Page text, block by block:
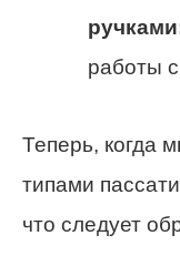
работы
Теперь, когда
типами
что следует